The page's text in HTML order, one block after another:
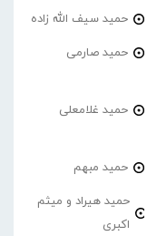
حمید سیف الله زاده
حمید صارمی
حمید غلامعلی
حمید مبهم
حمید هیراد و میثم
اکبری